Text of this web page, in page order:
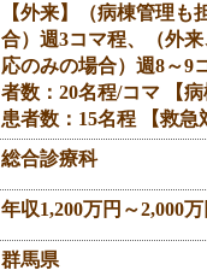
【外来】（病棟管理も
合）週3コマ程、（外
応のみの場合）週8～9
者数：20名程/コマ 【病
患者数：15名程 【救急
総合診療科
年収1,200万円～2,000万
群馬県